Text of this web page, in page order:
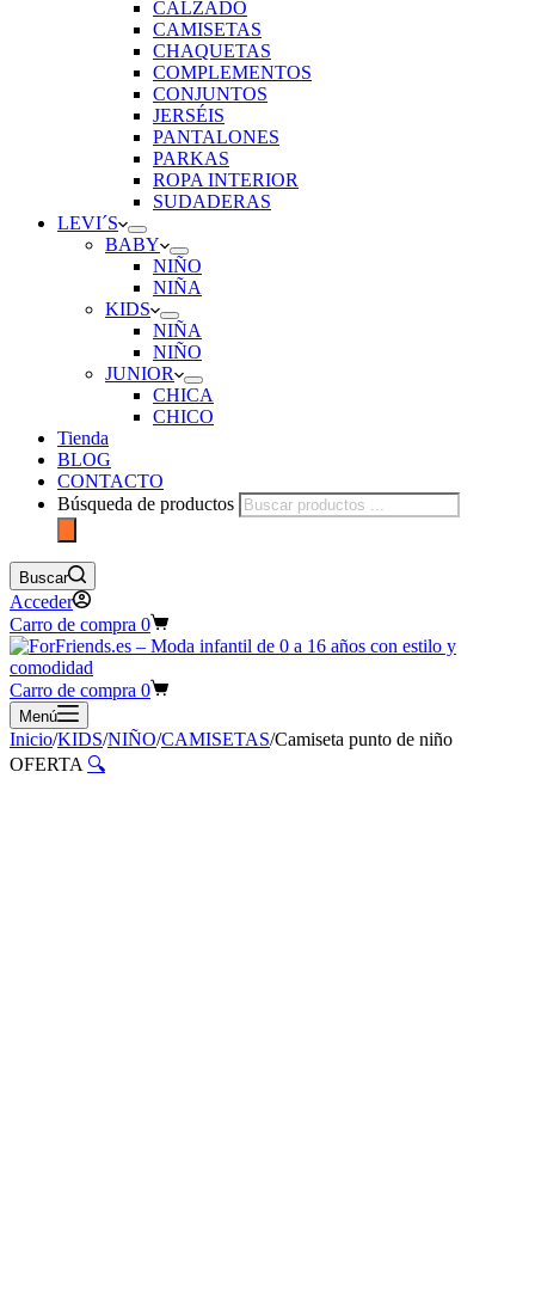
CALZADO
CAMISETAS
CHAQUETAS
COMPLEMENTOS
CONJUNTOS
JERSÉIS
PANTALONES
PARKAS
ROPA INTERIOR
SUDADERAS
LEVI´S
BABY
NIÑO
NIÑA
KIDS
NIÑA
NIÑO
JUNIOR
CHICA
CHICO
Tienda
BLOG
CONTACTO
Búsqueda de productos
Buscar
Acceder
Carro de compra 0
Carro de compra 0
Menú
Inicio/KIDS/NIÑO/CAMISETAS/Camiseta punto de niño
OFERTA 🔍